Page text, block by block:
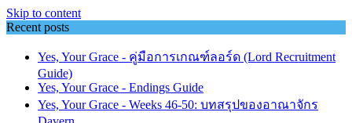
Skip to content
Recent posts
Yes, Your Grace - คู่มือการเกณฑ์ลอร์ด (Lord Recruitment
Guide)
Yes, Your Grace - Endings Guide
Yes, Your Grace - Weeks 46-50: บทสรุปของอาณาจักร